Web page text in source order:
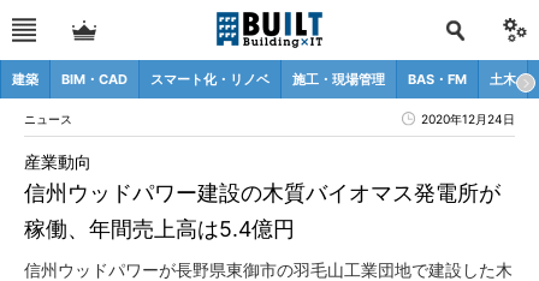
建築 BIM・CAD スマート化・リノベ 施工・現場管理 BAS・FM 土木
ニュース 2020年12月24日
信州ウッドパワー建設の木質バイオマス発電所が
稼働、年間売上高は5.4億円
産業動向
信州ウッドパワーが長野県東御市の羽毛山工業団地で建設した木